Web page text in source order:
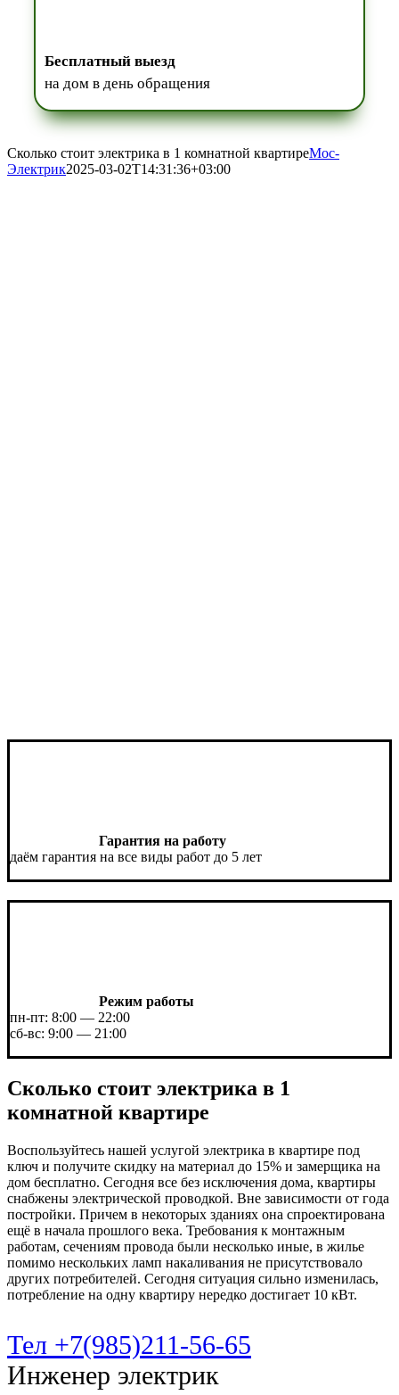
Бесплатный выезд
на дом в день обращения
Сколько стоит электрика в 1 комнатной квартиреМос-
Электрик2025-03-02T14:31:36+03:00
Гарантия на работу
даём гарантия на все виды работ до 5 лет
Режим работы
пн-пт: 8:00 — 22:00
сб-вс: 9:00 — 21:00
Сколько стоит электрика в 1
комнатной квартире
Воспользуйтесь нашей услугой электрика в квартире под
ключ и получите скидку на материал до 15% и замерщика на
дом бесплатно. Сегодня все без исключения дома, квартиры
снабжены электрической проводкой. Вне зависимости от года
постройки. Причем в некоторых зданиях она спроектирована
ещё в начала прошлого века. Требования к монтажным
работам, сечениям провода были несколько иные, в жилье
помимо нескольких ламп накаливания не присутствовало
других потребителей. Сегодня ситуация сильно изменилась,
потребление на одну квартиру нередко достигает 10 кВт.
Тел +7(985)211-56-65
Инженер электрик